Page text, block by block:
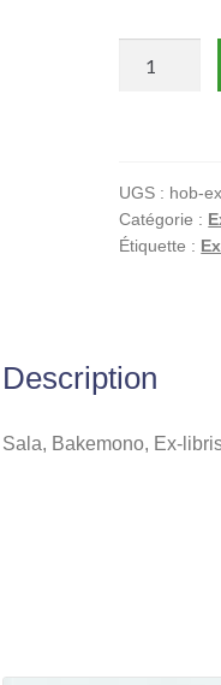
libris
offset
UGS : hob-
Catégorie :
Étiquette :
Description
Sala, Bakemono, Ex-